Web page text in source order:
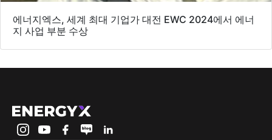
에너지엑스, 세계 최대 기업가 대전 EWC 2024에서 에너
지 사업 부분 수상